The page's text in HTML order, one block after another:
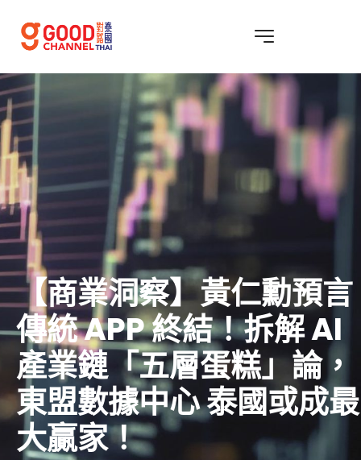
【商業洞察】黃仁勳預言
傳統 APP 終結！拆解 AI
產業鏈「五層蛋糕」論，
東盟數據中心 泰國或成最
大贏家！